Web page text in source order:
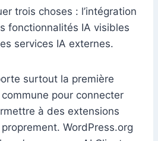
trois choses : l’intégration
fonctionnalités IA visibles
services IA externes.
surtout la première
pour connecter
à des extensions
proprement. WordPress.org